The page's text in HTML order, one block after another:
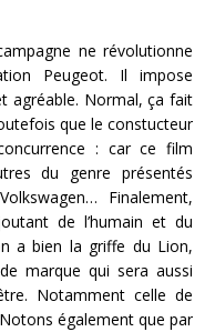
ne révolutionne
Peugeot. Il impose
agréable. Normal, ça fait
que le constucteur
: car ce film
du genre présentés
Finalement,
de l’humain et du
a bien la griffe du Lion,
marque qui sera aussi
Notamment celle de
également que par